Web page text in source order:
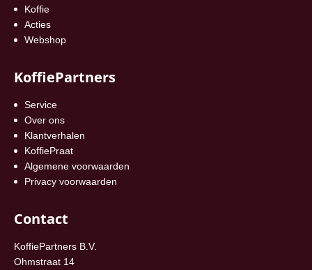
Koffie
Acties
Webshop
KoffiePartners
Service
Over ons
Klantverhalen
KoffiePraat
Algemene voorwaarden
Privacy voorwaarden
Contact
KoffiePartners B.V.
Ohmstraat 14